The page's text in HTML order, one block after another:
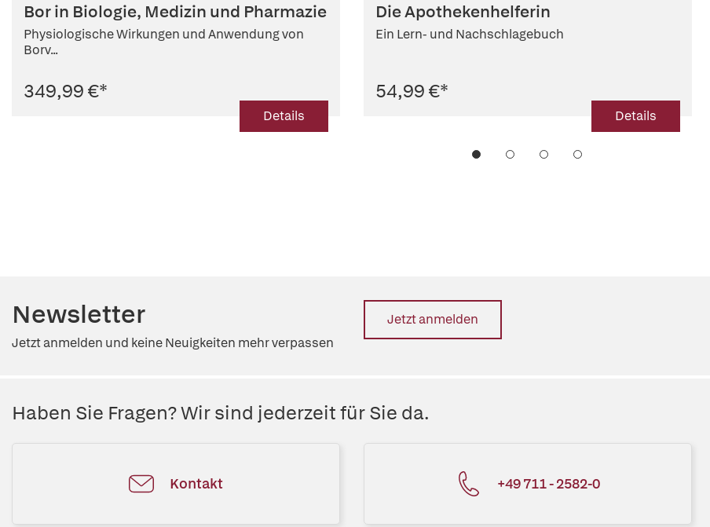
Bor in Biologie, Medizin und Pharmazie
Physiologische Wirkungen und Anwendung von
Borv...
349,99 €*
Details
Die Apothekenhelferin
Ein Lern- und Nachschlagebuch
54,99 €*
Details
Newsletter
Jetzt anmelden und keine Neuigkeiten mehr verpassen
Jetzt anmelden
Haben Sie Fragen? Wir sind jederzeit für Sie da.
Kontakt +49 711 - 2582-0